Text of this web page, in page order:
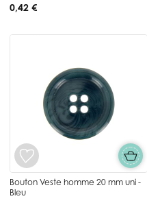
0,42 €
Bouton Veste homme 20 mm uni -
Bleu